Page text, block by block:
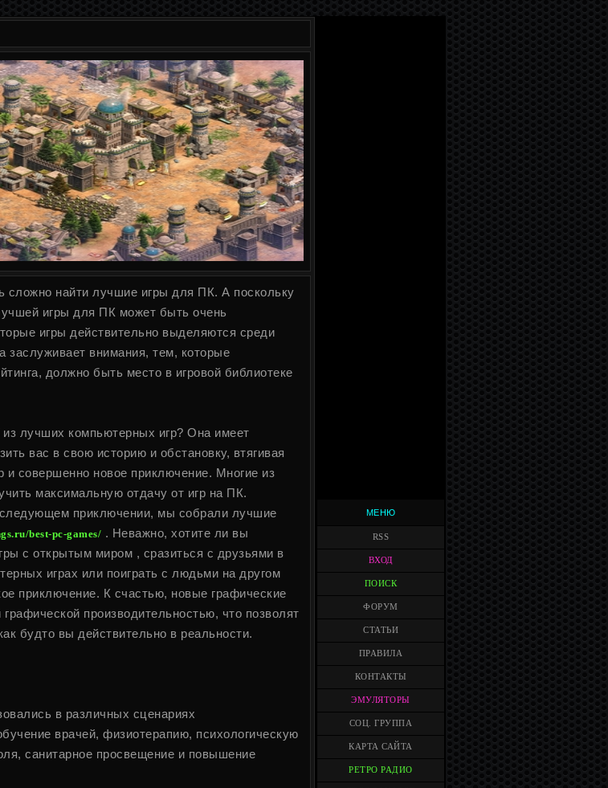
сложно найти лучшие игры для ПК. А поскольку
игры для ПК может быть очень
игры действительно выделяются среди
заслуживает внимания, тем, которые
должно быть место в игровой библиотеке
из лучших компьютерных игр? Она имеет
вас в свою историю и обстановку, втягивая
совершенно новое приключение. Многие из
максимальную отдачу от игр на ПК.
приключении, мы собрали лучшие
best-pc-games/ . Неважно, хотите ли вы
с открытым миром , сразиться с друзьями в
играх или поиграть с людьми на другом
приключение. К счастью, новые графические
производительностью, что позволят
будто вы действительно в реальности.
в различных сценариях
врачей, физиотерапию, психологическую
санитарное просвещение и повышение
МЕНЮ
RSS
ВХОД
ПОИСК
ФОРУМ
СТАТЬИ
ПРАВИЛА
КОНТАКТЫ
ЭМУЛЯТОРЫ
СОЦ. ГРУППА
КАРТА САЙТА
РЕТРО РАДИО